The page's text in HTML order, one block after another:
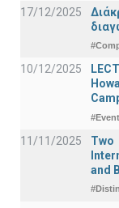
17/12/2025
10/12/2025
11/11/2025
and